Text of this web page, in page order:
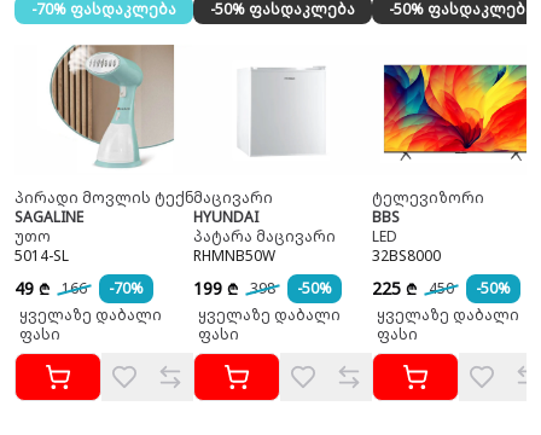
-70% ფასდაკლება
პირადი მოვლის ტექნიკა
SAGALINE
უთო
5014-SL
49 ₾ 166
-70%
ყველაზე დაბალი
ფასი
-50% ფასდაკლება
მაცივარი
HYUNDAI
პატარა მაცივარი
RHMNB50W
199 ₾ 398
-50%
ყველაზე დაბალი
ფასი
-50% ფასდაკლება
ტელევიზორი
BBS
LED
32BS8000
225 ₾ 450
-50%
ყველაზე დაბალი
ფასი